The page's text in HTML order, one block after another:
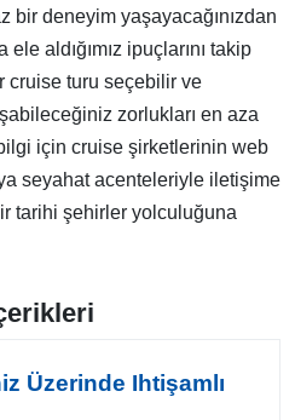
bir deneyim yaşayacağınızdan
aldığımız ipuçlarını takip
cruise turu seçebilir ve
zorlukları en aza
için cruise şirketlerinin web
seyahat acenteleriyle iletişime
tarihi şehirler yolculuğuna
Üzerinde Ihtişamlı